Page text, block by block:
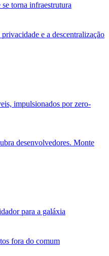
torna infraestrutura
e a descentralização
impulsionados por zero-
desenvolvedores. Monte
para a galáxia
fora do comum